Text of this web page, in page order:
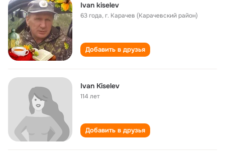
Ivan kiselev
63 года,г. Карачев (Карачевский район)
Добавить в друзья
Ivan Kiselev
114 лет
Добавить в друзья